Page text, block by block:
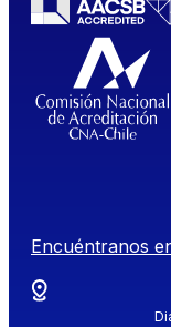
Encuéntranos